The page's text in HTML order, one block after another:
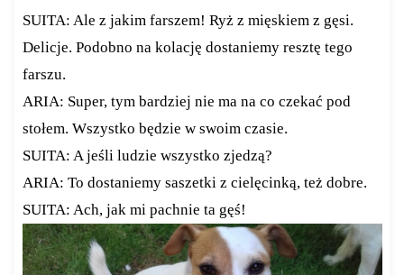
SUITA: Ale z jakim farszem! Ryż z mięskiem z gęsi.
Delicje. Podobno na kolację dostaniemy resztę tego
farszu.
ARIA: Super, tym bardziej nie ma na co czekać pod
stołem. Wszystko będzie w swoim czasie.
SUITA: A jeśli ludzie wszystko zjedzą?
ARIA: To dostaniemy saszetki z cielęcinką, też dobre.
SUITA: Ach, jak mi pachnie ta gęś!